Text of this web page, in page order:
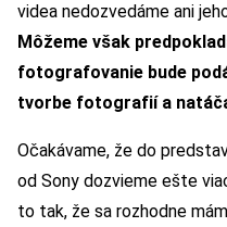
videa nedozvedáme ani
Môžeme však
fotografovanie bude
tvorbe fotografií a
Očakávame, že do
od Sony dozvieme ešte
to tak, že sa rozhodne